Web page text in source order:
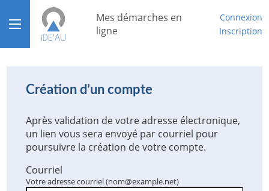
Mes démarches en
ligne
Connexion
Inscription
Ouvrir le menu
Aide
Mon tableau de bord
Création d’un compte
Après validation de votre adresse électronique,
un lien vous sera envoyé par courriel pour
poursuivre la création de votre compte.
Courriel
Votre adresse courriel (nom@example.net)